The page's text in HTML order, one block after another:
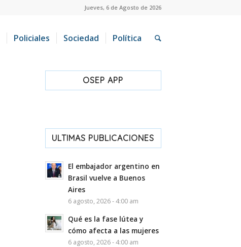
Jueves, 6 de Agosto de 2026
Policiales Sociedad Política
OSEP APP
ULTIMAS PUBLICACIONES
El embajador argentino en
Brasil vuelve a Buenos
Aires
6 agosto, 2026 - 4:00 am
Qué es la fase lútea y
cómo afecta a las mujeres
6 agosto, 2026 - 4:00 am